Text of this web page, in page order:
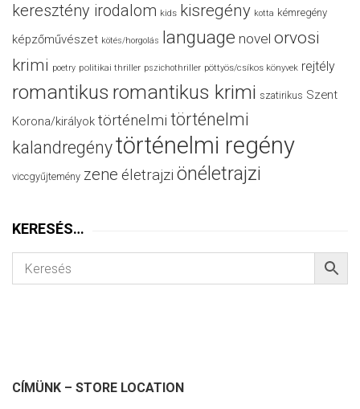
keresztény irodalom kids kisregény kotta kémregény
képzőművészet kötés/horgolás language novel orvosi
krimi poetry politikai thriller pszichothriller pöttyös/csíkos könyvek rejtély
romantikus romantikus krimi szatirikus Szent
Korona/királyok történelmi történelmi
kalandregénytörténelmi regény
viccgyűjtemény zene életrajzi önéletrajzi
KERESÉS…
CÍMÜNK – STORE LOCATION